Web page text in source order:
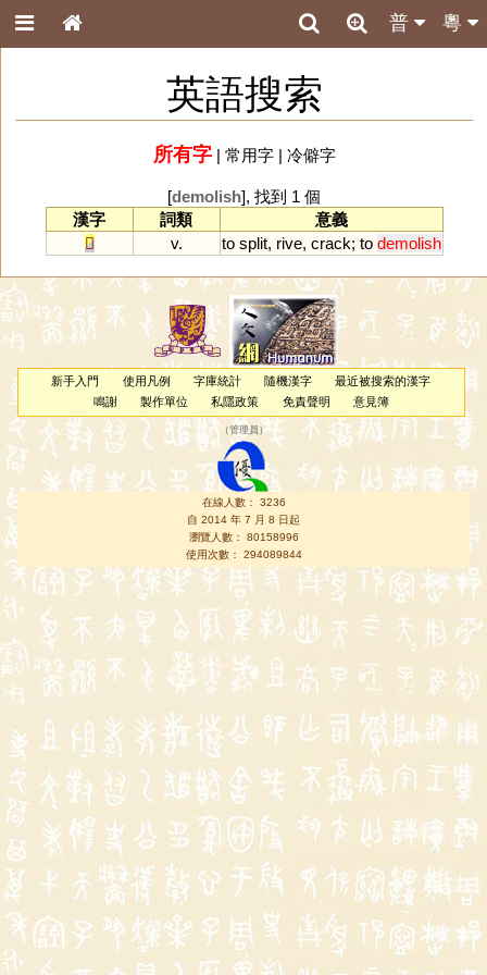
粵
普
英語搜索
所有字| 常用字| 冷僻字
[demolish], 找到 1 個
漢字
詞類
意義
𠩺
v. to split, rive, crack; to demolish
新手入門 使用凡例 字庫統計 隨機漢字
最近被搜索的漢字
鳴謝
製作單位 私隱政策 免責聲明 意見簿
（管理員 ）
在線人數： 3236
自 2014 年 7 月 8 日起
瀏覽人數： 80158996
使用次數： 294089844